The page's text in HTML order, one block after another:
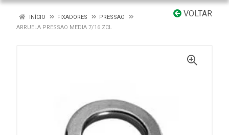
VOLTAR
INÍCIO FIXADORES
PRESSAO
ARRUELA PRESSAO MEDIA 7/16 ZCL